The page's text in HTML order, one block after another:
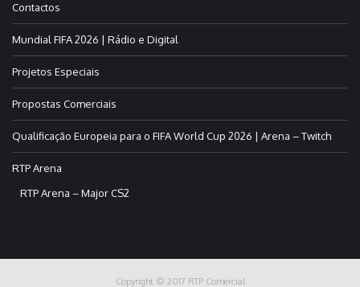
Contactos
Mundial FIFA 2026 | Rádio e Digital
Projetos Especiais
Propostas Comerciais
Qualificação Europeia para o FIFA World Cup 2026 | Arena – Twitch
RTP Arena
RTP Arena – Major CS2
Copyright © 2017 RTP Comercial